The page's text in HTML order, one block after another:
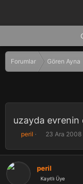
Forumlar Gören Ayna
uzayda evrenin
K
n
b
peril
B
ş
a
n
23 Ara 2008
peril
Kayıtlı Üye